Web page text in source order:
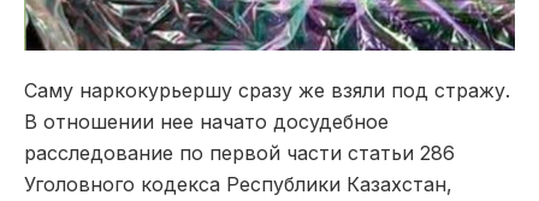
Саму наркокурьершу сразу же взяли под стражу.
В отношении нее начато досудебное
расследование по первой части статьи 286
Уголовного кодекса Республики Казахстан,